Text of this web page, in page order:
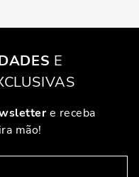
E
e receba
mão!